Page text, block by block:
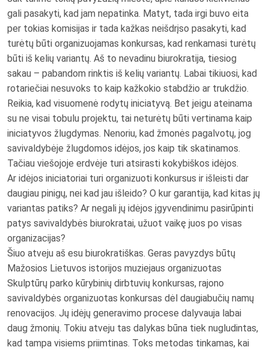
gali pasakyti, kad jam nepatinka. Matyt, tada irgi buvo eita
per tokias komisijas ir tada kažkas neišdrįso pasakyti, kad
turėtų būti organizuojamas konkursas, kad renkamasi turėtų
būti iš kelių variantų. Aš to nevadinu biurokratija, tiesiog
sakau – pabandom rinktis iš kelių variantų. Labai tikiuosi, kad
rotariečiai nesuvoks to kaip kažkokio stabdžio ar trukdžio.
Reikia, kad visuomenė rodytų iniciatyvą. Bet jeigu ateinama
su ne visai tobulu projektu, tai neturėtų būti vertinama kaip
iniciatyvos žlugdymas. Nenoriu, kad žmonės pagalvotų, jog
savivaldybėje žlugdomos idėjos, jos kaip tik skatinamos.
Tačiau viešojoje erdvėje turi atsirasti kokybiškos idėjos.
Ar idėjos iniciatoriai turi organizuoti konkursus ir išleisti dar
daugiau pinigų, nei kad jau išleido? O kur garantija, kad kitas jų
variantas patiks? Ar negali jų idėjos įgyvendinimu pasirūpinti
patys savivaldybės biurokratai, užuot vaikę juos po visas
organizacijas?
Šiuo atveju aš esu biurokratiškas. Geras pavyzdys būtų
Mažosios Lietuvos istorijos muziejaus organizuotas
Skulptūrų parko kūrybinių dirbtuvių konkursas, rajono
savivaldybės organizuotas konkursas dėl daugiabučių namų
renovacijos. Jų idėjų generavimo procese dalyvauja labai
daug žmonių. Tokiu atveju tas dalykas būna tiek nugludintas,
kad tampa visiems priimtinas. Toks metodas tinkamas, kai